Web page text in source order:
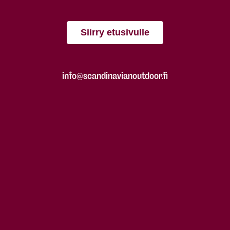
Siirry etusivulle
info@scandinavianoutdoor.fi